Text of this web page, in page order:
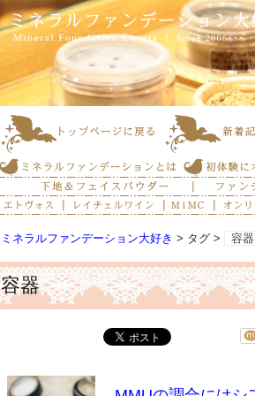
ミネラルファンデーション大好き > タグ > 容器
容器